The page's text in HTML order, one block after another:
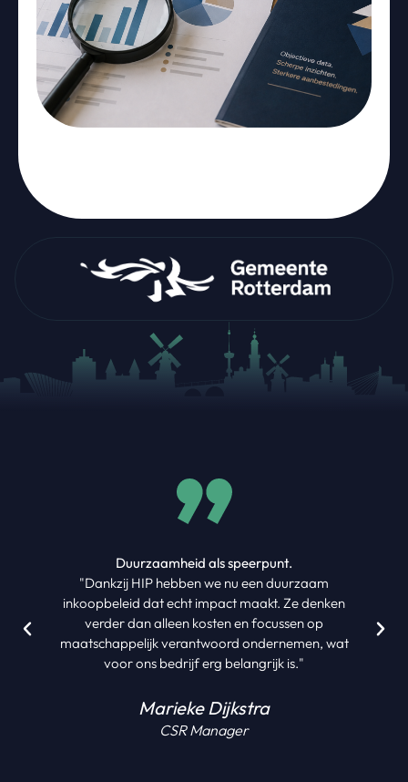
Duurzaamheid als speerpunt.
"Dankzij HIP hebben we nu een duurzaam
inkoopbeleid dat echt impact maakt. Ze denken
verder dan alleen kosten en focussen op
maatschappelijk verantwoord ondernemen, wat
voor ons bedrijf erg belangrijk is."
Marieke Dijkstra
CSR Manager